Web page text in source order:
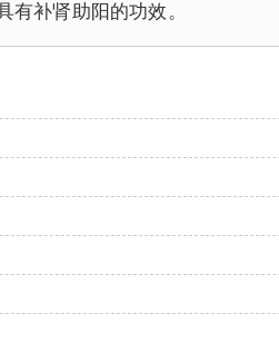
补肾助阳的功效。